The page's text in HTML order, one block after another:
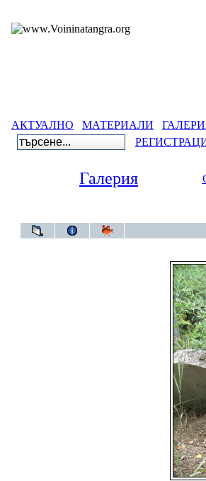
АКТУАЛНО МАТЕРИАЛИ
Галерия